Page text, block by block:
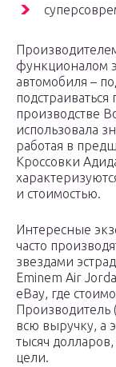
функционалом
автомобиля –
производстве
использовала
работая в
Кроссовки
и стоимостью.
Интересные
часто
звездами
Eminem Air
eBay, где
всю выручку, а
тысяч
цели.